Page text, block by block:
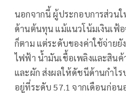
นอกจากนี้ ผู้ประกอบการส่วน
ด้านต้นทุน แม้แนวโน้มเงินเฟ้
ก็ตาม แต่ระดับของค่าใช้จ่ายยั
ไฟฟ้า น้ำมันเชื้อเพลิงและสิน
และผัก ส่งผลให้ดัชนีด้านกำไ
อยู่ที่ระดับ 57.1 จากเดือนก่อน